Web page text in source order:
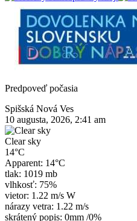
Predpoveď počasia
Spišská Nová Ves
10 augusta, 2026, 2:41 am
Clear sky
14°C
Apparent: 14°C
tlak: 1019 mb
vlhkosť: 75%
vietor: 1.22 m/s W
nárazy vetra: 1.22 m/s
skrátený popis: 0mm /0%